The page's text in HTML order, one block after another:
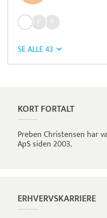
SE ALLE 43
KORT FORTALT
Preben Christensen har
ApS siden 2003.
ERHVERVSKARRIERE